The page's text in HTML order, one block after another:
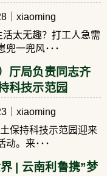
｜xiaoming
太无趣？打工人急需
兜一兜风･･･
厅局负责同志齐
科技示范园
｜xiaoming
保持科技示范园迎来
动。来･･･
| 云南利鲁携”梦